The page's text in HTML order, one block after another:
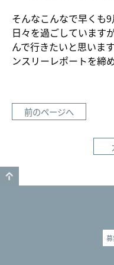
そんなこんなで早くも
日々を過ごしています
んで行きたいと思いま
ンスリーレポートを締
前のページへ